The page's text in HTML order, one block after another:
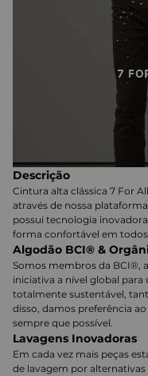
Descrição
Cintura alta clássica 7 For
através de nossa
possui tecnologia
forma confortável em
Algodão BCI® &
Somos membros da BCI®,
iniciativa a nível global
totalmente sustentável,
disso, damos preferência
sempre que possível.
Lavagens Inovadoras
Em cada vez mais peças
de lavagem por